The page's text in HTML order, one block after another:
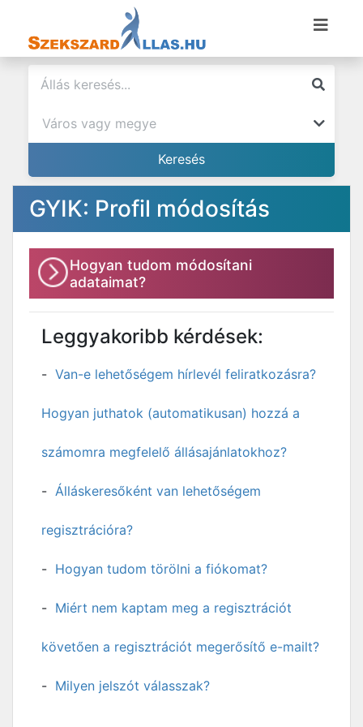
GYIK: Profil módosítás
Hogyan tudom módosítani
adataimat?
Leggyakoribb kérdések:
Van-e lehetőségem hírlevél feliratkozásra?
Hogyan juthatok (automatikusan) hozzá a
számomra megfelelő állásajánlatokhoz?
Álláskeresőként van lehetőségem
regisztrációra?
Hogyan tudom törölni a fiókomat?
Miért nem kaptam meg a regisztrációt
követően a regisztrációt megerősítő e-mailt?
Milyen jelszót válasszak?